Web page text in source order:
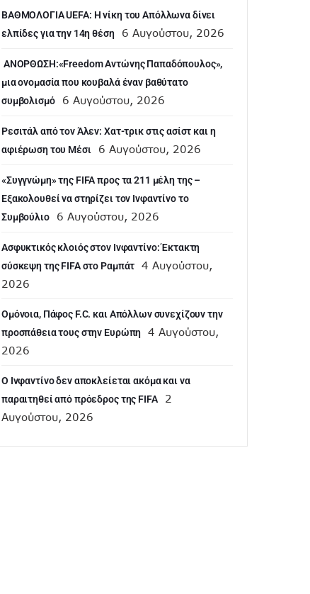
ΒΑΘΜΟΛΟΓΙΑ UEFA: Η νίκη του Απόλλωνα δίνει
ελπίδες για την 14η θέση
6 Αυγούστου, 2026
ANOΡΘΩΣΗ:«Freedom Αντώνης Παπαδόπουλος»,
μια ονομασία που κουβαλά έναν βαθύτατο
συμβολισμό
6 Αυγούστου, 2026
Ρεσιτάλ από τον Άλεν: Χατ-τρικ στις ασίστ και η
αφιέρωση του Μέσι
6 Αυγούστου, 2026
«Συγγνώμη» της FIFA προς τα 211 μέλη της –
Εξακολουθεί να στηρίζει τον Ινφαντίνο το
Συμβούλιο
6 Αυγούστου, 2026
Ασφυκτικός κλοιός στον Ινφαντίνο: Έκτακτη
σύσκεψη της FIFA στο Ραμπάτ
4 Αυγούστου,
2026
Ομόνοια, Πάφος F.C. και Απόλλων συνεχίζουν την
προσπάθεια τους στην Ευρώπη
4 Αυγούστου,
2026
Ο Ινφαντίνο δεν αποκλείεται ακόμα και να
παραιτηθεί από πρόεδρος της FIFA
2
Αυγούστου, 2026